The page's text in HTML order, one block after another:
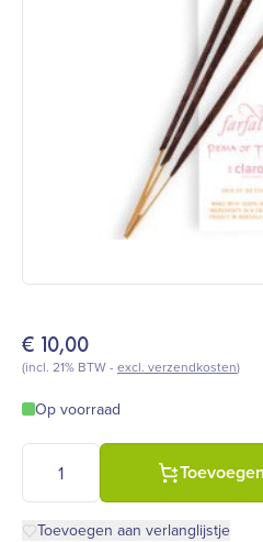
€10,00
(incl. 21% BTW -excl. verzendkosten)
Op voorraad
Farfalla - Rosengeranie -
Toevoegen aan verlanglijstje